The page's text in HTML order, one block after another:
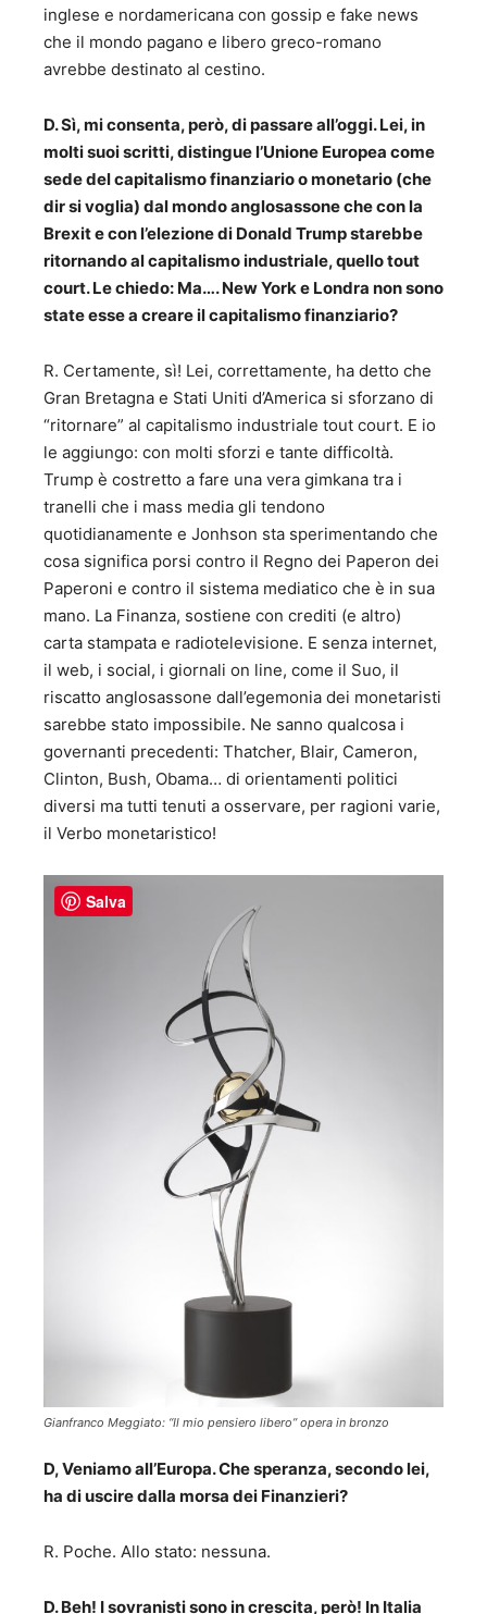
inglese e nordamericana con gossip e fake news
che il mondo pagano e libero greco-romano
avrebbe destinato al cestino.
D. Sì, mi consenta, però, di passare all’oggi. Lei, in
molti suoi scritti, distingue l’Unione Europea come
sede del capitalismo finanziario o monetario (che
dir si voglia) dal mondo anglosassone che con la
Brexit e con l’elezione di Donald Trump starebbe
ritornando al capitalismo industriale, quello tout
court. Le chiedo: Ma…. New York e Londra non sono
state esse a creare il capitalismo finanziario?
R. Certamente, sì! Lei, correttamente, ha detto che
Gran Bretagna e Stati Uniti d’America si sforzano di
“ritornare” al capitalismo industriale tout court. E io
le aggiungo: con molti sforzi e tante difficoltà.
Trump è costretto a fare una vera gimkana tra i
tranelli che i mass media gli tendono
quotidianamente e Jonhson sta sperimentando che
cosa significa porsi contro il Regno dei Paperon dei
Paperoni e contro il sistema mediatico che è in sua
mano. La Finanza, sostiene con crediti (e altro)
carta stampata e radiotelevisione. E senza internet,
il web, i social, i giornali on line, come il Suo, il
riscatto anglosassone dall’egemonia dei monetaristi
sarebbe stato impossibile. Ne sanno qualcosa i
governanti precedenti: Thatcher, Blair, Cameron,
Clinton, Bush, Obama… di orientamenti politici
diversi ma tutti tenuti a osservare, per ragioni varie,
il Verbo monetaristico!
Gianfranco Meggiato: “Il mio pensiero libero” opera in bronzo
D, Veniamo all’Europa. Che speranza, secondo lei,
ha di uscire dalla morsa dei Finanzieri?
R. Poche. Allo stato: nessuna.
D. Beh! I sovranisti sono in crescita, però! In Italia
Salva